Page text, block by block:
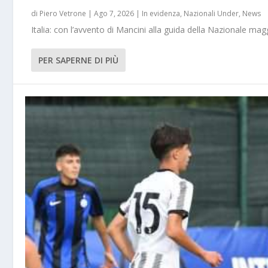
di Piero Vetrone |Ago 7, 2026 | In evidenza, Nazionali Under, News
Italia: con l’avvento di Mancini alla guida della Nazionale
PER SAPERNE DI PIÙ